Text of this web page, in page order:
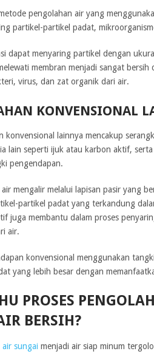
pengolahan air yang
partikel-partikel padat,
dapat menyaring partikel dengan
membran menjadi sangat
virus, dan zat organik dari air.
KONVENSIONAL
konvensional lainnya mencakup
lain seperti ijuk atau karbon aktif,
pengendapan.
mengalir melalui lapisan pasir yang
partikel padat yang terkandung
juga membantu dalam proses
air.
konvensional menggunakan
yang lebih besar dengan
PROSES
BERSIH?
sungai menjadi air siap minum